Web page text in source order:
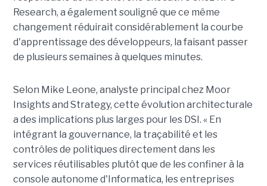
Research, a également souligné que ce même
changement réduirait considérablement la courbe
d'apprentissage des développeurs, la faisant passer
de plusieurs semaines à quelques minutes.
Selon Mike Leone, analyste principal chez Moor
Insights and Strategy, cette évolution architecturale
a des implications plus larges pour les DSI. « En
intégrant la gouvernance, la traçabilité et les
contrôles de politiques directement dans les
services réutilisables plutôt que de les confiner à la
console autonome d'Informatica, les entreprises